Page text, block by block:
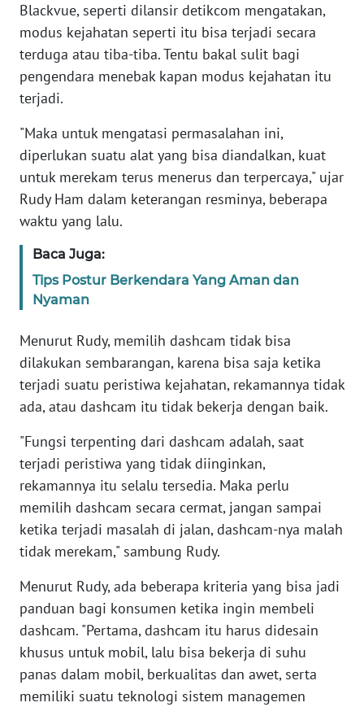
Blackvue, seperti dilansir detikcom mengatakan,
modus kejahatan seperti itu bisa terjadi secara
terduga atau tiba-tiba. Tentu bakal sulit bagi
pengendara menebak kapan modus kejahatan itu
terjadi.
"Maka untuk mengatasi permasalahan ini,
diperlukan suatu alat yang bisa diandalkan, kuat
untuk merekam terus menerus dan terpercaya," ujar
Rudy Ham dalam keterangan resminya, beberapa
waktu yang lalu.
Baca Juga:
Tips Postur Berkendara Yang Aman dan
Nyaman
Menurut Rudy, memilih dashcam tidak bisa
dilakukan sembarangan, karena bisa saja ketika
terjadi suatu peristiwa kejahatan, rekamannya tidak
ada, atau dashcam itu tidak bekerja dengan baik.
"Fungsi terpenting dari dashcam adalah, saat
terjadi peristiwa yang tidak diinginkan,
rekamannya itu selalu tersedia. Maka perlu
memilih dashcam secara cermat, jangan sampai
ketika terjadi masalah di jalan, dashcam-nya malah
tidak merekam," sambung Rudy.
Menurut Rudy, ada beberapa kriteria yang bisa jadi
panduan bagi konsumen ketika ingin membeli
dashcam. "Pertama, dashcam itu harus didesain
khusus untuk mobil, lalu bisa bekerja di suhu
panas dalam mobil, berkualitas dan awet, serta
memiliki suatu teknologi sistem managemen
KARIR
DISCLAIMER
Wahana
Regional
WN
SUMUT
JAKARTA
WN
WN
BANTEN
WN
KEPRI
WN
PAPUA
WN
PAPUA
BARAT
WN
RIAU